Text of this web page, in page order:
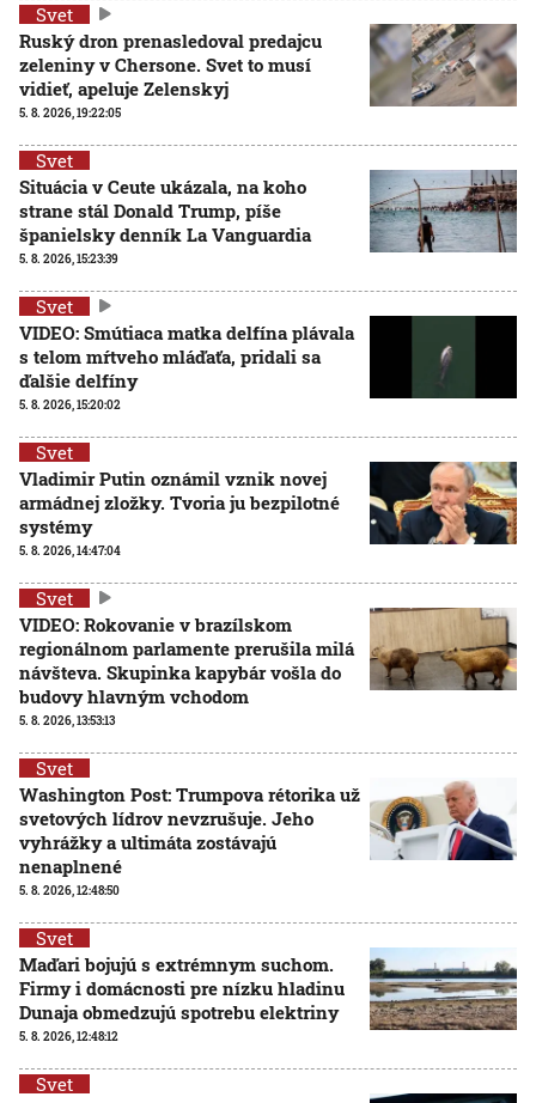
Svet
Ruský dron prenasledoval predajcu
zeleniny v Chersone. Svet to musí
vidieť, apeluje Zelenskyj
5. 8. 2026, 19:22:05
Svet
Situácia v Ceute ukázala, na koho
strane stál Donald Trump, píše
španielsky denník La Vanguardia
5. 8. 2026, 15:23:39
Svet
VIDEO: Smútiaca matka delfína plávala
s telom mŕtveho mláďaťa, pridali sa
ďalšie delfíny
5. 8. 2026, 15:20:02
Svet
Vladimir Putin oznámil vznik novej
armádnej zložky. Tvoria ju bezpilotné
systémy
5. 8. 2026, 14:47:04
Svet
VIDEO: Rokovanie v brazílskom
regionálnom parlamente prerušila milá
návšteva. Skupinka kapybár vošla do
budovy hlavným vchodom
5. 8. 2026, 13:53:13
Svet
Washington Post: Trumpova rétorika už
svetových lídrov nevzrušuje. Jeho
vyhrážky a ultimáta zostávajú
nenaplnené
5. 8. 2026, 12:48:50
Svet
Maďari bojujú s extrémnym suchom.
Firmy i domácnosti pre nízku hladinu
Dunaja obmedzujú spotrebu elektriny
5. 8. 2026, 12:48:12
Svet